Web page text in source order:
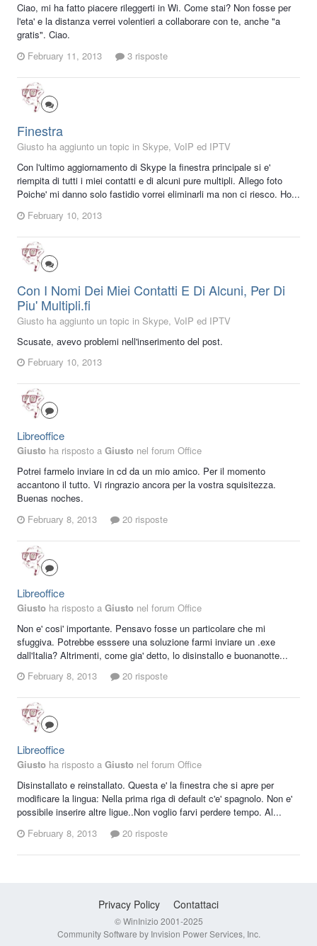
Ciao, mi ha fatto piacere rileggerti in Wi. Come stai? Non fosse per
l'eta' e la distanza verrei volentieri a collaborare con te, anche "a
gratis". Ciao.
February 11, 2013
3 risposte
Finestra
Giusto ha aggiunto un topic in Skype, VoIP ed IPTV
Con l'ultimo aggiornamento di Skype la finestra principale si e'
riempita di tutti i miei contatti e di alcuni pure multipli. Allego foto
Poiche' mi danno solo fastidio vorrei eliminarli ma non ci riesco. Ho...
February 10, 2013
Con I Nomi Dei Miei Contatti E Di Alcuni, Per Di
Piu' Multipli.fi
Giusto ha aggiunto un topic in Skype, VoIP ed IPTV
Scusate, avevo problemi nell'inserimento del post.
February 10, 2013
Libreoffice
Giusto ha risposto a Giusto nel forum Office
Potrei farmelo inviare in cd da un mio amico. Per il momento
accantono il tutto. Vi ringrazio ancora per la vostra squisitezza.
Buenas noches.
February 8, 2013
20 risposte
Libreoffice
Giusto ha risposto a Giusto nel forum Office
Non e' cosi' importante. Pensavo fosse un particolare che mi
sfuggiva. Potrebbe esssere una soluzione farmi inviare un .exe
dall'Italia? Altrimenti, come gia' detto, lo disinstallo e buonanotte...
February 8, 2013
20 risposte
Libreoffice
Giusto ha risposto a Giusto nel forum Office
Disinstallato e reinstallato. Questa e' la finestra che si apre per
modificare la lingua: Nella prima riga di default c'e' spagnolo. Non e'
possibile inserire altre ligue..Non voglio farvi perdere tempo. Al...
February 8, 2013
20 risposte
Privacy Policy Contattaci
© WinInizio 2001-2025
Community Software by Invision Power Services, Inc.